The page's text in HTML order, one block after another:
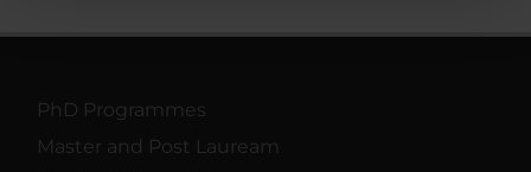
con altre informazioni che hai fornito loro o che hanno
PhD Programmes
Master and Post Lauream